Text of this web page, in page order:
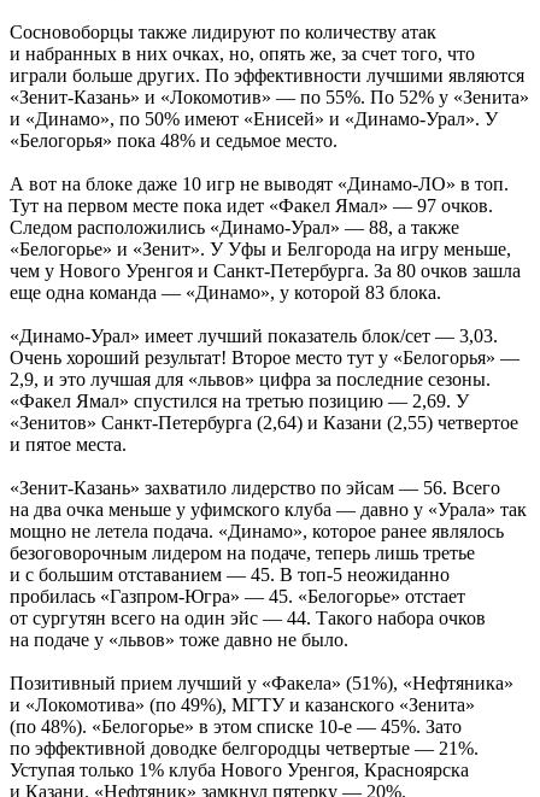
Сосновоборцы также лидируют по количеству атак
и набранных в них очках, но, опять же, за счет того, что
играли больше других. По эффективности лучшими являются
«Зенит-Казань» и «Локомотив» — по 55%. По 52% у «Зенита»
и «Динамо», по 50% имеют «Енисей» и «Динамо-Урал». У
«Белогорья» пока 48% и седьмое место.
А вот на блоке даже 10 игр не выводят «Динамо-ЛО» в топ.
Тут на первом месте пока идет «Факел Ямал» — 97 очков.
Следом расположились «Динамо-Урал» — 88, а также
«Белогорье» и «Зенит». У Уфы и Белгорода на игру меньше,
чем у Нового Уренгоя и Санкт-Петербурга. За 80 очков зашла
еще одна команда — «Динамо», у которой 83 блока.
«Динамо-Урал» имеет лучший показатель блок/сет — 3,03.
Очень хороший результат! Второе место тут у «Белогорья» —
2,9, и это лучшая для «львов» цифра за последние сезоны.
«Факел Ямал» спустился на третью позицию — 2,69. У
«Зенитов» Санкт-Петербурга (2,64) и Казани (2,55) четвертое
и пятое места.
«Зенит-Казань» захватило лидерство по эйсам — 56. Всего
на два очка меньше у уфимского клуба — давно у «Урала» так
мощно не летела подача. «Динамо», которое ранее являлось
безоговорочным лидером на подаче, теперь лишь третье
и с большим отставанием — 45. В топ-5 неожиданно
пробилась «Газпром-Югра» — 45. «Белогорье» отстает
от сургутян всего на один эйс — 44. Такого набора очков
на подаче у «львов» тоже давно не было.
Позитивный прием лучший у «Факела» (51%), «Нефтяника»
и «Локомотива» (по 49%), МГТУ и казанского «Зенита»
(по 48%). «Белогорье» в этом списке 10-е — 45%. Зато
по эффективной доводке белгородцы четвертые — 21%.
Уступая только 1% клуба Нового Уренгоя, Красноярска
и Казани. «Нефтяник» замкнул пятерку — 20%.